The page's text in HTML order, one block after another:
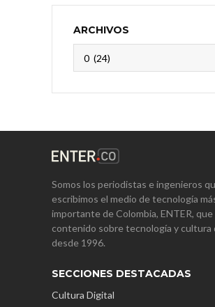
ARCHIVOS
Somos los periodistas e ingenieros
escribimos el medio de tecnología
importante de Colombia, ENTER,
contenido sobre tecnología y cultura
desde 1996.
SECCIONES DESTACADAS
Cultura Digital